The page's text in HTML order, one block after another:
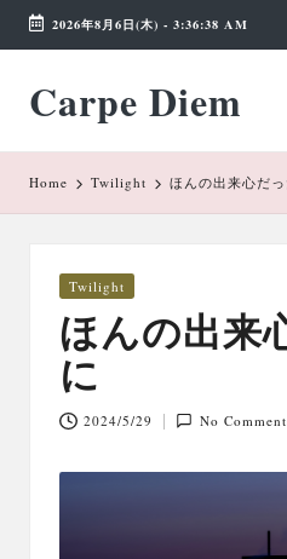
Skip
content
2026年8月6日(木) - 3:36:38 AM
Carpe Diem
Weekend
Wonderland
Home Twilight ほんの出来心だ
Posted
Twilight
ほんの出来
に
2024/5/29 No